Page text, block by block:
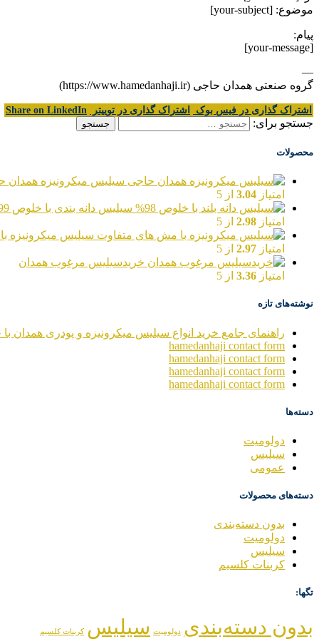
موضوع: [your-subject]
پیام:
[your-message]
—
گروه صنعتی همدان حاجی (https://www.hamedanhaji.ir)
اشتراک گذاری در فیس بوک اشتراک گذاری در توییتر Share on LinkedIn
جستجو برای:
محصولات
سیلیس میکرونیزه همدان
امتیاز 3.04 از 5
سیلیس دانه بندی با خلوص 99%
امتیاز 2.98 از 5
سیلیس میکرونیزه
امتیاز 2.97 از 5
خریدسیلیس مرغوب همدان
امتیاز 3.36 از 5
نوشته‌های تازه
راهنمای جامع خرید انواع سیلیس میکرونیزه و پودری همدان با
hamedanhaji contact form
hamedanhaji contact form
hamedanhaji contact form
hamedanhaji contact form
دسته‌ها
دولومیت
سیلیس
عمومی
دسته‌های محصولات
بدون دسته‌بندی
دولومیت
سیلیس
کربنات کلسیم
تگها:
بدون دسته‌بندی دولومیت سیلیس کربنات کلسیم